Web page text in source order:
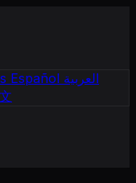
Español العربية